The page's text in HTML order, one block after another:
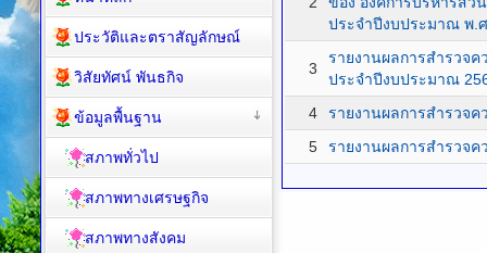
ประจำปีงบประมาณ พ.
3
รายงานผลการสำรวจค
ประจำปีงบประมาณ
4
รายงานผลการสำรวจค
5
รายงานผลการสำรวจค
ประวัติและตราสัญลักษณ์
วิสัยทัศน์ พันธกิจ
ข้อมูลพื้นฐาน
สภาพทั่วไป
สภาพทางเศรษฐกิจ
สภาพทางสังคม